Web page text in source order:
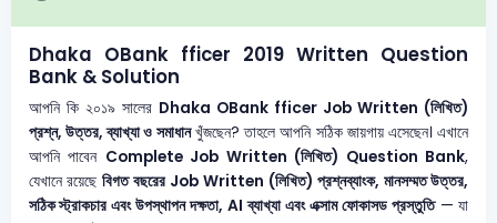
Dhaka OBank fficer 2019 Written Question
Bank & Solution
আপনি কি ২০১৯ সালের Dhaka OBank fficer Job Written (লিখিত)
প্রশ্ন, উত্তর, ব্যাখ্যা ও সমাধানখুঁজছেন? তাহলে আপনি সঠিক জায়গায় এসেছেন। এখানে
আপনি পাবেন Complete Job Written (লিখিত) Question Bank,
যেখানে রয়েছেবিগত বছরের Job Written (লিখিত) প্রশ্নব্যাংক, মানসম্মত উত্তর,
সঠিক স্ট্রাকচার এবং উপস্থাপন দক্ষতা, AI ব্যাখ্যা এবং এক্সাম ফোকাসড প্রস্তুতি— যা